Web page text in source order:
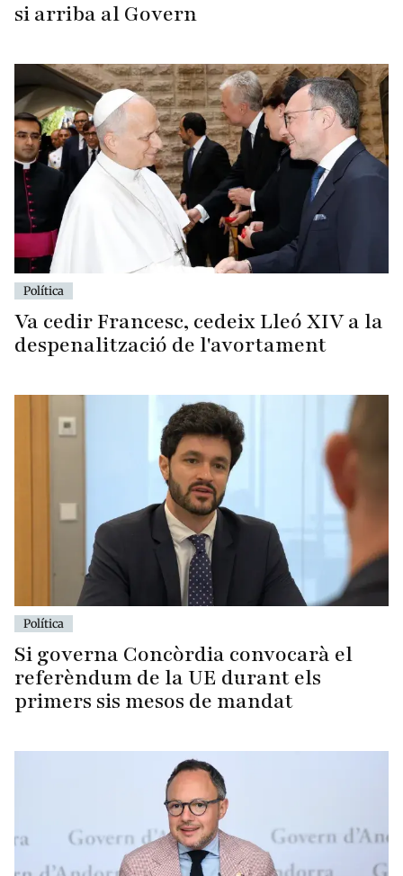
si arriba al Govern
Política
Va cedir Francesc, cedeix Lleó XIV a la
despenalització de l'avortament
Política
Si governa Concòrdia convocarà el
referèndum de la UE durant els
primers sis mesos de mandat